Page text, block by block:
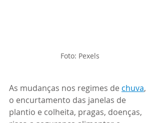
Foto: Pexels
As mudanças nos regimes de chuva,
o encurtamento das janelas de
plantio e colheita, pragas, doenças,